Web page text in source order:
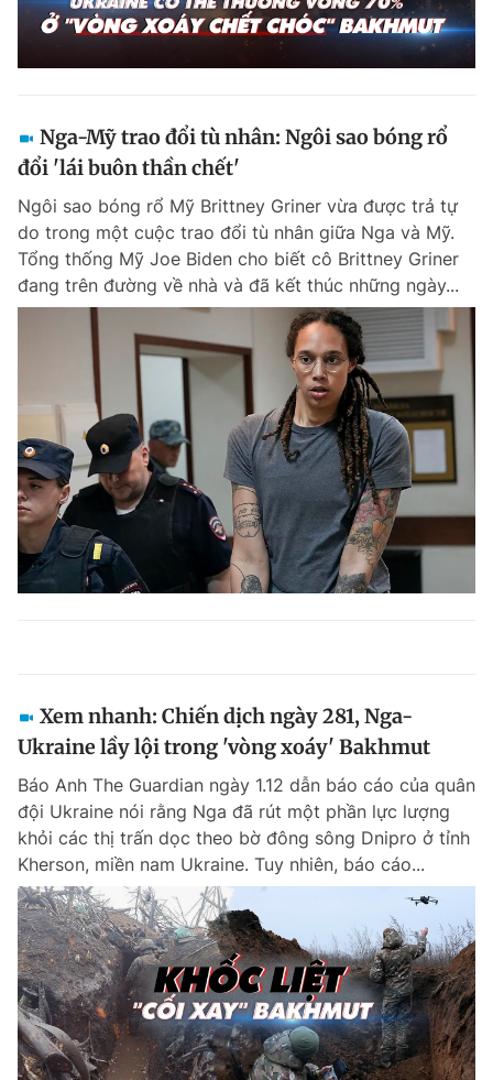
Nga-Mỹ trao đổi tù nhân: Ngôi sao bóng rổ
đổi 'lái buôn thần chết'
Ngôi sao bóng rổ Mỹ Brittney Griner vừa được trả tự
do trong một cuộc trao đổi tù nhân giữa Nga và Mỹ.
Tổng thống Mỹ Joe Biden cho biết cô Brittney Griner
đang trên đường về nhà và đã kết thúc những ngày...
Xem nhanh: Chiến dịch ngày 281, Nga-
Ukraine lầy lội trong 'vòng xoáy' Bakhmut
Báo Anh The Guardian ngày 1.12 dẫn báo cáo của quân
đội Ukraine nói rằng Nga đã rút một phần lực lượng
khỏi các thị trấn dọc theo bờ đông sông Dnipro ở tỉnh
Kherson, miền nam Ukraine. Tuy nhiên, báo cáo...